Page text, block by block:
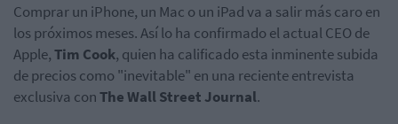
Comprar un iPhone, un Mac o un iPad va a salir más caro en
los próximos meses. Así lo ha confirmado el actual CEO de
Apple,Tim Cook, quien ha calificado esta inminente subida
de precios como "inevitable" en una reciente entrevista
exclusiva conTheWallStreet Journal.